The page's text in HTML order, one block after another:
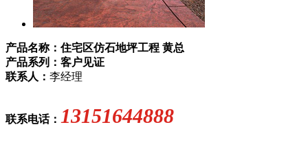
产品名称：住宅区仿石地坪工程 黄总
产品系列：客户见证
联系人： 李经理
联系电话： 13151644888